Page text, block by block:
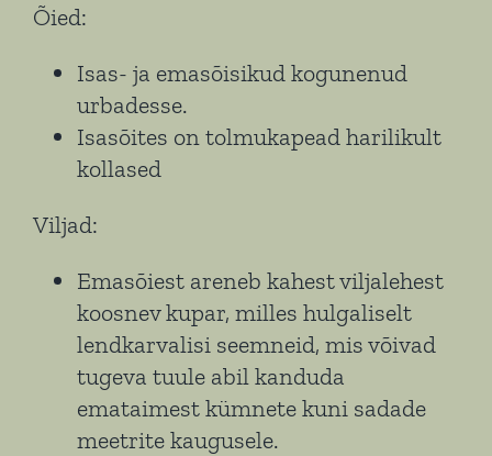
Õied:
Isas- ja emasõisikud kogunenud
urbadesse.
Isasõites on tolmukapead harilikult
kollased
Viljad:
Emasõiest areneb kahest viljalehest
koosnev kupar, milles hulgaliselt
lendkarvalisi seemneid, mis võivad
tugeva tuule abil kanduda
emataimest kümnete kuni sadade
meetrite kaugusele.